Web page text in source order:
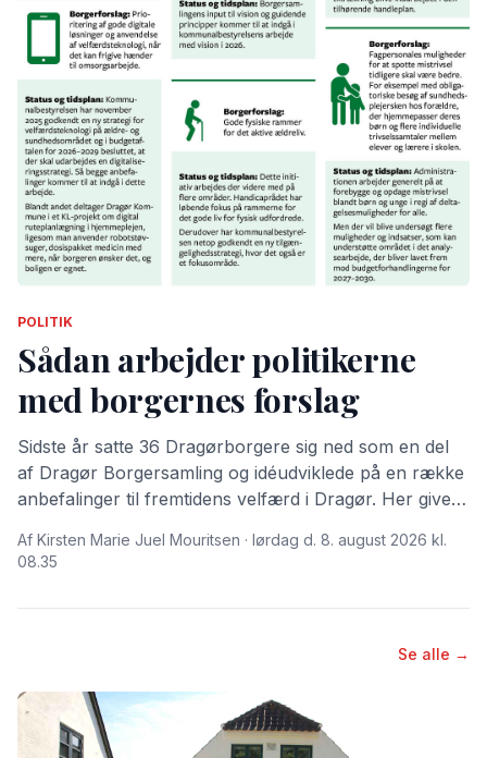
POLITIK
Sådan arbejder politikerne
med borgernes forslag
Sidste år satte 36 Dragørborgere sig ned som en del
af Dragør Borgersamling og idéudviklede på en række
anbefalinger til fremtidens velfærd i Dragør. Her giver
kommunalpolitikerne i år har valgt at arbejde videre
Af Kirsten Marie Juel Mouritsen · lørdag d. 8. august 2026 kl.
08.35
Se alle →